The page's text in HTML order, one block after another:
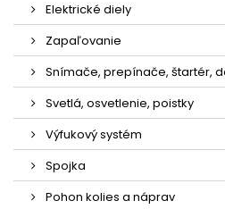
Elektrické diely
Zapaľovanie
Snímače, prepínače, štartér,
Svetlá, osvetlenie, poistky
Výfukový systém
Spojka
Pohon kolies a náprav